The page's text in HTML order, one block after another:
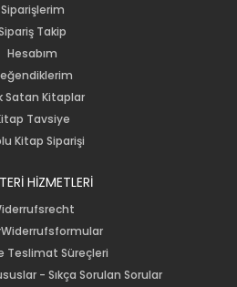
Siparişlerim
Takip
Hesabım
Satan Kitaplar
Tavsiye
Kitap Siparişi
HİZMETLERİ
Teslimat Süreçleri
- Sıkça Sorulan Sorular